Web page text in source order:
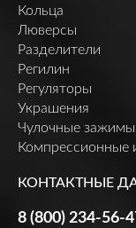
Кольца
Люверсы
Разделители
Регилин
Регуляторы
Украшения
Чулочные зажимы
Компрессионные
КОНТАКТНЫЕ
8 (800) 234-56-